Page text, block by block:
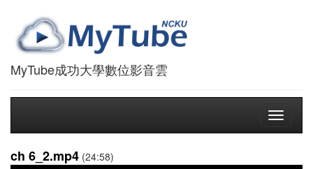
MyTube成功大學數位影音雲
Toggle
ch 6_2.mp4 (24:58)